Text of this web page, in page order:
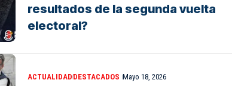
resultados de la segunda vuelta
electoral?
ACTUALIDADDESTACADOS Mayo 18, 2026